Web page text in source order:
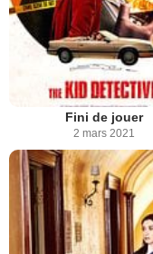
Fini de jouer
2 mars 2021